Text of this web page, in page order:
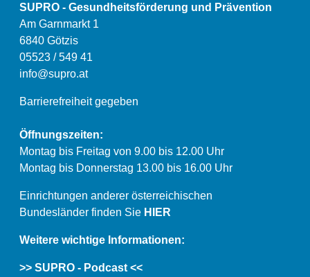
SUPRO - Gesundheitsförderung und Prävention
Am Garnmarkt 1
6840 Götzis
05523 / 549 41
info@supro.at
Barrierefreiheit gegeben
Öffnungszeiten:
Montag bis Freitag von 9.00 bis 12.00 Uhr
Montag bis Donnerstag 13.00 bis 16.00 Uhr
Einrichtungen anderer österreichischen
Bundesländer finden Sie HIER
Weitere wichtige Informationen:
>> SUPRO - Podcast <<